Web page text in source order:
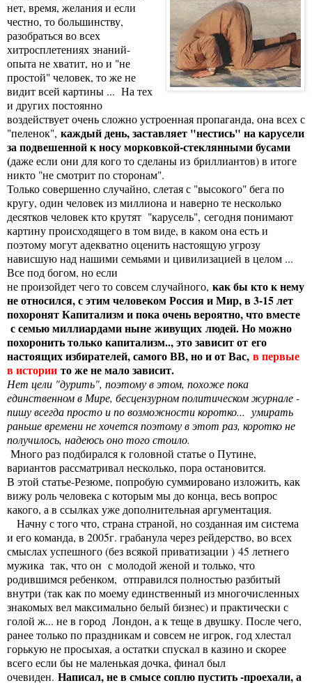
нет, время, желания и если
честно, то большинству,
разобраться во всех
хитросплетениях знаний-
опыта не хватит, но и "не
простой" человек, то же не
видит всей картины ... На тех
и других постоянно
воздействует очень сложно устроенная пропаганда, она всех с
"пеленок", каждый день, заставляет "нестись" на карусели
за подвешенной к носу морковкой-стеклянными бусами
(даже если они для кого то сделаны из бриллиантов) в итоге
никто "не смотрит по сторонам".
Только совершенно случайно, слетая с "высокого" бега по
кругу, один человек из миллиона и наверно те несколько
десятков человек кто крутят "карусель", сегодня понимают
картину происходящего в том виде, в каком она есть и
поэтому могут адекватно оценить настоящую угрозу
нависшую над нашими семьями и цивилизацией в целом ...
Все под богом, но если
не произойдет чего то совсем случайного, как бы кто к нему
не относился, с этим человеком Россия и Мир, в 3-15 лет
похоронят Капитализм и пока очень вероятно, что вместе
с семью миллиардами ныне живущих людей. Но можно
похоронить только капитализм.., это зависит от его
настоящих избирателей, самого ВВ, но и от Вас, в первые
в истории то же не мало зависит.
Нет цели "дурить", поэтому в этом, похоже пока
единственном в Мире, бесцензурном политическом журнале -
пишу всегда просто и по возможности коротко... умирать
раньше времени не хочется поэтому в этот раз, коротко не
получилось, надеюсь оно того стоило.
Много раз подбирался к головной статье о Путине,
вариантов рассматривал несколько, пора остановится.
В этой статье-Резюме, попробую суммировано изложить, как
вижу роль человека с которым мы до конца, весь вопрос
какого, а в ссылках уже дополнительная аргументация.
Начну с того что, страна страной, но созданная им система
и его команда, в 2005г. грабанула через рейдерство, во всех
смыслах успешного (без всякой приватизации ) 45 летнего
мужика так, что он с молодой женой и только, что
родившимся ребенком, отправился полностью разбитый
внутри (так как по моему единственный из многочисленных
знакомых вел максимально белый бизнес) и практически с
голой ж... не в город Лондон, а к теще в двушку. После чего,
ранее только по праздникам и совсем не игрок, год хлестал
горькую не просыхая, а остатки спускал в казино и скорее
всего если бы не маленькая дочка, финал был
очевиден. Написал, не в смысе соплю пустить -проехали, а